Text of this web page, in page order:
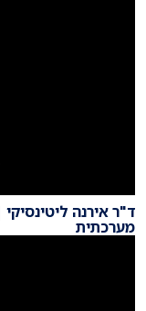
ד"ר אירנה
מערכתית